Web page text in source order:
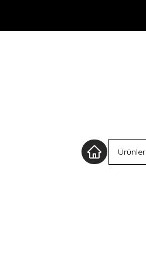
Ürünler